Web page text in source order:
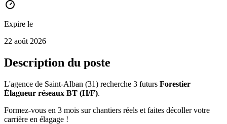
Expire le
22 août 2026
Description du poste
L'agence de Saint-Alban (31) recherche 3 futurs Forestier
Élagueur réseaux BT (H/F).
Formez-vous en 3 mois sur chantiers réels et faites décoller votre
carrière en élagage !